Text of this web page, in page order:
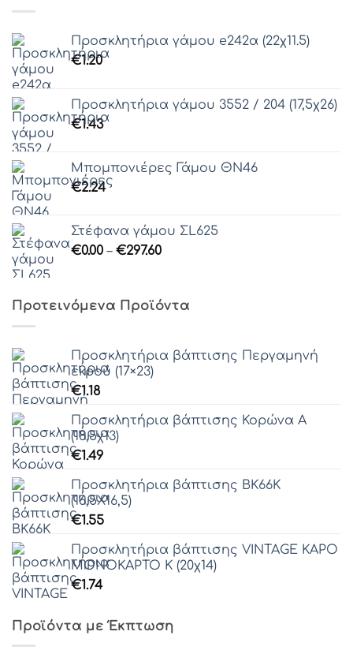
Προσκλητήρια γάμου e242α (22χ11.5)
€1.20
Προσκλητήρια γάμου 3552 / 204 (17,5χ26)
€1.43
Μπομπονιέρες Γάμου ΘΝ46
€2.24
Στέφανα γάμου ΣL625
€0.00 – €297.60Price
through
Προτεινόμενα Προϊόντα
Προσκλητήρια βάπτισης Περγαμηνή
εκρού (17×23)
€1.18
Προσκλητήρια βάπτισης Κορώνα Α
(18,5χ13)
€1.49
Προσκλητήρια βάπτισης ΒΚ66Κ
(16,5Χ16,5)
€1.55
Προσκλητήρια βάπτισης VINTAGE ΚΑΡΟ
ΜΟΝΟΚΑΡΤΟ Κ (20χ14)
€1.74
Προϊόντα με Έκπτωση